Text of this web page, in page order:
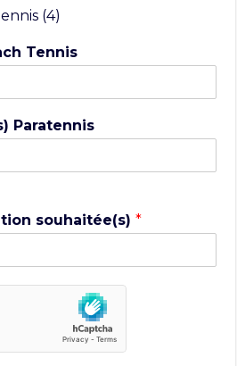
(4)
Tennis
Paratennis
souhaitée(s)*